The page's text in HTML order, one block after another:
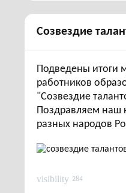
созвездие
Подведены итоги
работников
"Созвездие
Поздравляем наш
разных народов
visibility 284